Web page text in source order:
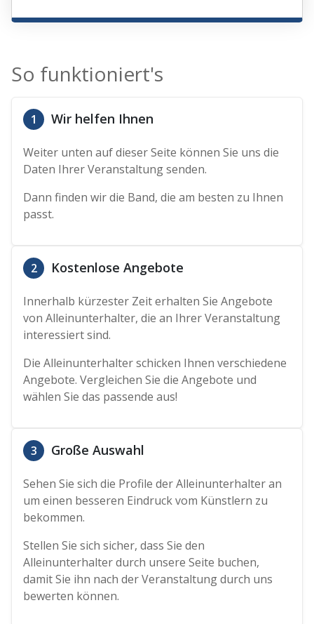
So funktioniert's
1 Wir helfen Ihnen
Weiter unten auf dieser Seite können Sie uns die
Daten Ihrer Veranstaltung senden.
Dann finden wir die Band, die am besten zu Ihnen
passt.
2 Kostenlose Angebote
Innerhalb kürzester Zeit erhalten Sie Angebote
von Alleinunterhalter, die an Ihrer Veranstaltung
interessiert sind.
Die Alleinunterhalter schicken Ihnen verschiedene
Angebote. Vergleichen Sie die Angebote und
wählen Sie das passende aus!
3 Große Auswahl
Sehen Sie sich die Profile der Alleinunterhalter an
um einen besseren Eindruck vom Künstlern zu
bekommen.
Stellen Sie sich sicher, dass Sie den
Alleinunterhalter durch unsere Seite buchen,
damit Sie ihn nach der Veranstaltung durch uns
bewerten können.